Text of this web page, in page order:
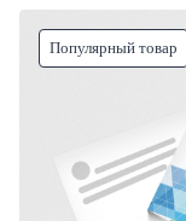
Популярный товар